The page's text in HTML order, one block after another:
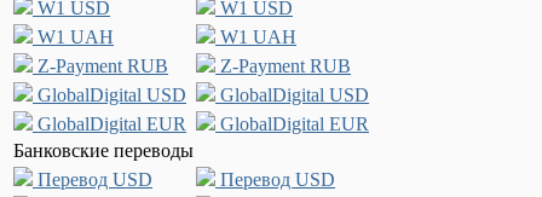
W1 USD
W1 USD
W1 UAH
W1 UAH
Z-Payment RUB
Z-Payment RUB
GlobalDigital USD
GlobalDigital USD
GlobalDigital EUR
GlobalDigital EUR
Банковские переводы
Перевод USD
Перевод USD